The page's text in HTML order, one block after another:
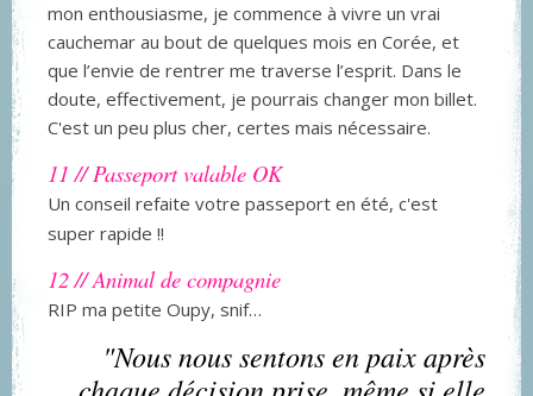
mon enthousiasme, je commence à vivre un vrai
cauchemar au bout de quelques mois en Corée, et
que l’envie de rentrer me traverse l’esprit. Dans le
doute, effectivement, je pourrais changer mon billet.
C'est un peu plus cher, certes mais nécessaire.
11 // Passeport valable OK
Un conseil refaite votre passeport en été, c'est
super rapide !!
12 // Animal de compagnie
RIP ma petite Oupy, snif…
"Nous nous sentons en paix après